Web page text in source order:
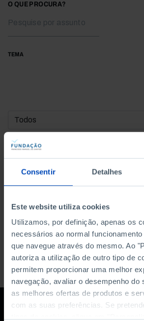
Consentir Detalhes
Este website utiliza cookies
Utilizamos, por definição, apenas os
necessários ao normal
que navegue através do mesmo. Ao
autoriza a utilização de outro tipo de
permitem proporcionar uma melhor
navegação, avaliar o desempenho do
as melhores ofertas de produtos e
com as suas preferências. Se
O QUE PROCURA?
TEMA
DATA DE INÍCIO
DATA DE FIM